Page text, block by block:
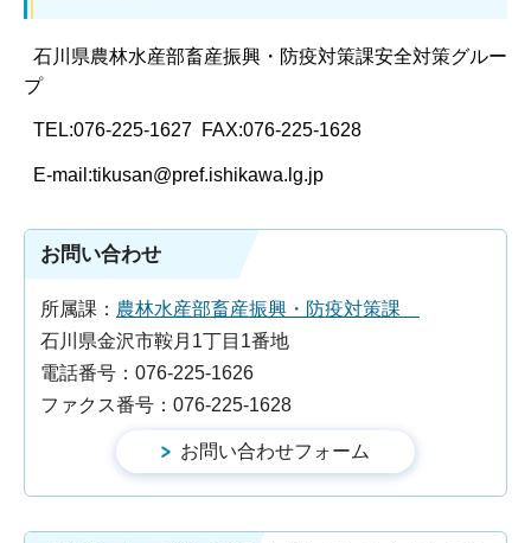
石川県農林水産部畜産振興・防疫対策課安全対策グルー
プ
TEL:076-225-1627 FAX:076-225-1628
E-mail:tikusan@pref.ishikawa.lg.jp
お問い合わせ
所属課： 農林水産部畜産振興・防疫対策課
石川県金沢市鞍月1丁目1番地
電話番号：076-225-1626
ファクス番号：076-225-1628